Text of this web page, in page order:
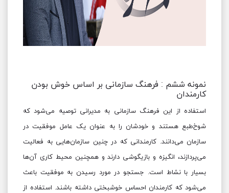
نمونه ششم : فرهنگ سازمانی بر اساس خوش بودن
کارمندان
استفاده از این فرهنگ سازمانی به مدیرانی توصیه می‌شود که
شوخ‌طبع هستند و خودشان را به عنوان یک عامل موفقیت در
سازمان می‌دانند. کارمندانی که در چنین سازمان‌هایی به فعالیت
می‌پردازند، انگیزه و بازیگوشی دارند و همچنین محیط کاری آن‌ها
بسیار با نشاط است. جستجو در مورد رسیدن به موفقیت باعث
می‌شود که کارمندان احساس خوشبختی داشته باشند. استفاده از